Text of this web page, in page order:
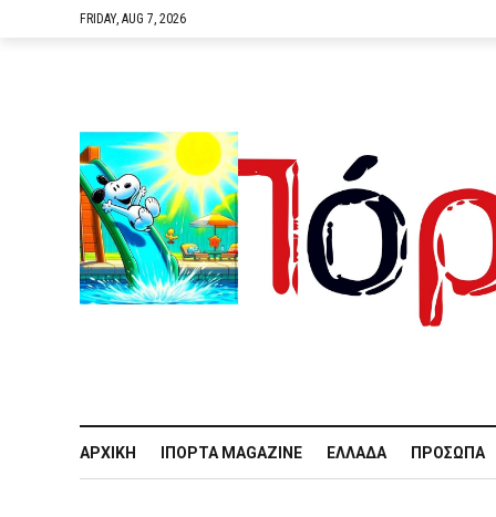
FRIDAY, AUG 7, 2026
ΑΡΧΙΚΉ IΠΌΡΤΑ MAGAZINE ΕΛΛΆΔΑ ΠΡΌΣΩΠΑ